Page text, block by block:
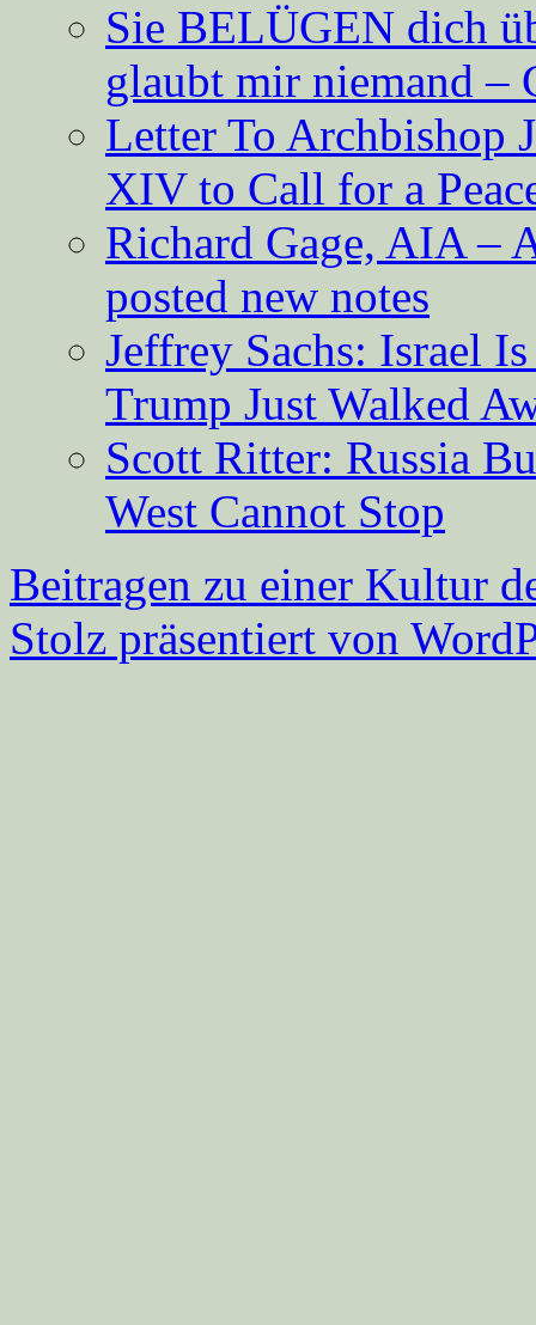
Sie BELÜGEN dich
glaubt mir niemand –
Letter To Archbishop
XIV to Call for a
Richard Gage, AIA –
posted new notes
Jeffrey Sachs: Israel
Trump Just Walked
Scott Ritter: Russia
West Cannot Stop
Beitragen zu einer Kultur
Stolz präsentiert von